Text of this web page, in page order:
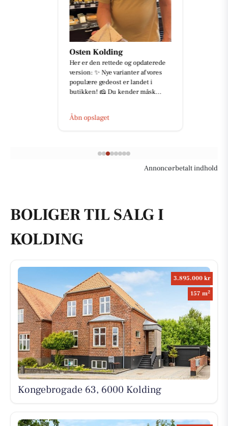
Osten Kolding
Her er den rettede og opdaterede
version: ✨ Nye varianter af vores
populære gedeost er landet i
butikken! 🧀 Du kender måsk...
Åbn opslaget
Annoncørbetalt indhold
BOLIGER TIL SALG I
KOLDING
3.895.000 kr
157 m2
Kongebrogade 63, 6000 Kolding